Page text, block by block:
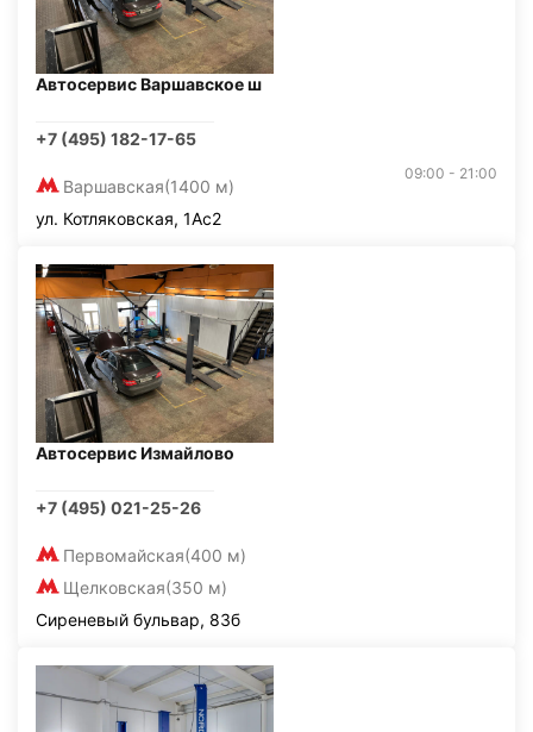
Автосервис Варшавское ш
+7 (495) 182-17-65
Варшавская(1400 м)
09:00 - 21:00
ул. Котляковская, 1Ас2
Автосервис Измайлово
+7 (495) 021-25-26
Первомайская(400 м)
Щелковская(350 м)
Сиреневый бульвар, 83б